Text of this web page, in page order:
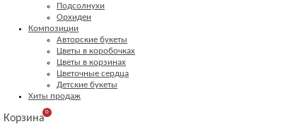
Подсолнухи
Орхидеи
Композиции
Авторские букеты
Цветы в коробочках
Цветы в корзинах
Цветочные сердца
Детские букеты
Хиты продаж
Корзина
0